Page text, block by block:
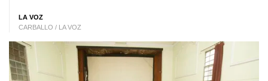
LA VOZ
CARBALLO / LA VOZ